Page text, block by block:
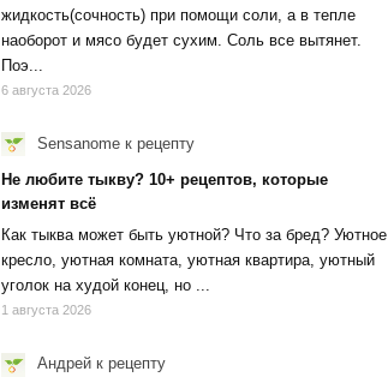
жидкость(сочность) при помощи соли, а в тепле
наоборот и мясо будет сухим. Соль все вытянет.
Поэ...
6 августа 2026
Sensanome к рецепту
Не любите тыкву? 10+ рецептов, которые
изменят всё
Как тыква может быть уютной? Что за бред? Уютное
кресло, уютная комната, уютная квартира, уютный
уголок на худой конец, но ...
1 августа 2026
Андрей к рецепту